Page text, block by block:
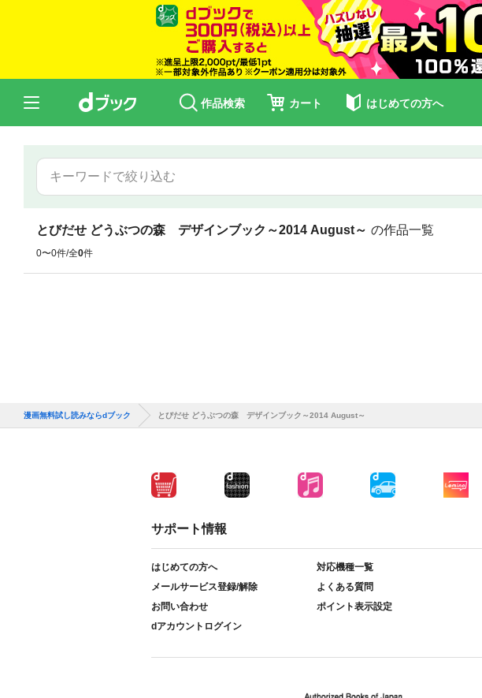
作品検索 カート はじめての方へ
とびだせ どうぶつの森 デザインブック～2014 August～ の作品一覧
0〜0件/全0件
漫画無料試し読みならdブック とびだせ どうぶつの森 デザインブック～2014 August～
サポート情報
はじめての方へ
対応機種一覧
メールサービス登録/解除
よくある質問
お問い合わせ
ポイント表示設定
dアカウントログイン